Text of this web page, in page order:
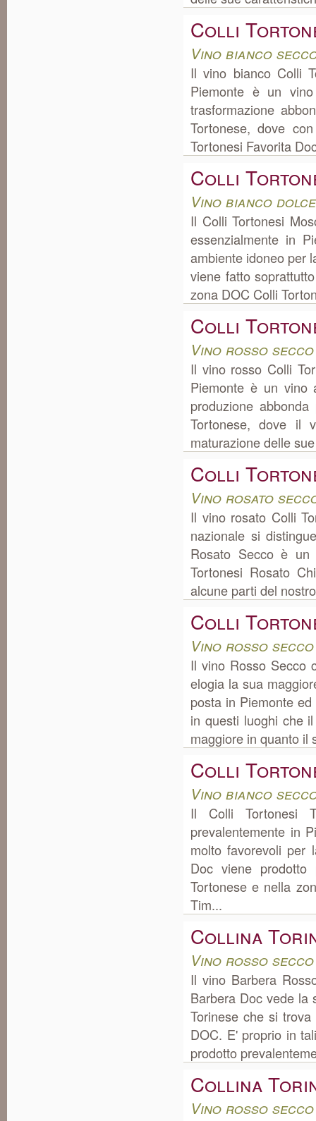
Colli
Vino bianco
Il vino bianco Colli
Piemonte è un
trasformazione
Tortonese, dove
Tortonesi Favorita
Colli
Vino bianco
Il Colli Tortonesi
essenzialmente in
ambiente idoneo per
viene fatto
zona DOC Colli
Colli
Vino rosso secco
Il vino rosso Colli
Piemonte è un vino
produzione
Tortonese, dove il
maturazione delle
Colli
Vino rosato
Il vino rosato Colli
nazionale si
Rosato Secco è
Tortonesi Rosato
alcune parti del
Colli
Vino rosso secco
Il vino Rosso Secco
elogia la sua
posta in Piemonte
in questi luoghi che
maggiore in quanto il
Colli
Vino bianco
Il Colli Tortonesi
prevalentemente in
molto favorevoli per
Doc viene
Tortonese e nella
Tim...
Collina
Vino rosso secco
Il vino Barbera
Barbera Doc vede la
Torinese che si
DOC. E' proprio in
prodotto
Collina
Vino rosso secco